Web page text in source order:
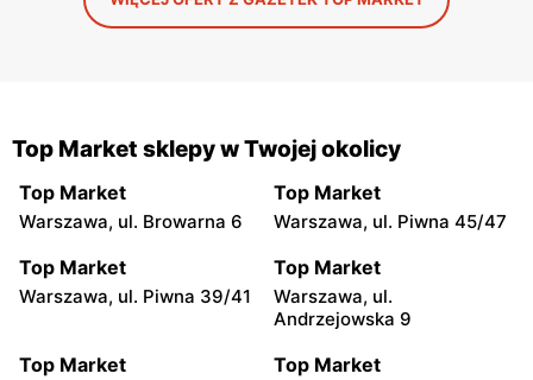
Top Market sklepy w Twojej okolicy
Top Market
Warszawa, ul. Browarna 6
Top Market
Warszawa, ul. Piwna 45/47
Top Market
Warszawa, ul. Piwna 39/41
Top Market
Warszawa, ul.
Andrzejowska 9
Top Market Top Market